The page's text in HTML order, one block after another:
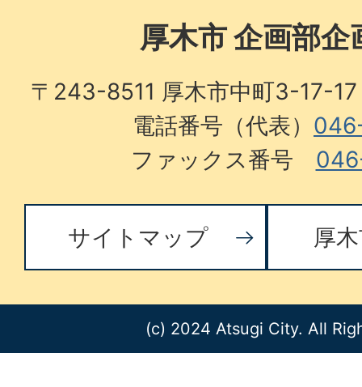
厚木市 企画部企
〒243-8511 厚木市中町3-17-
電話番号（代表）
ファックス番号
サイトマップ 厚
(c) 2024 Atsugi City. All